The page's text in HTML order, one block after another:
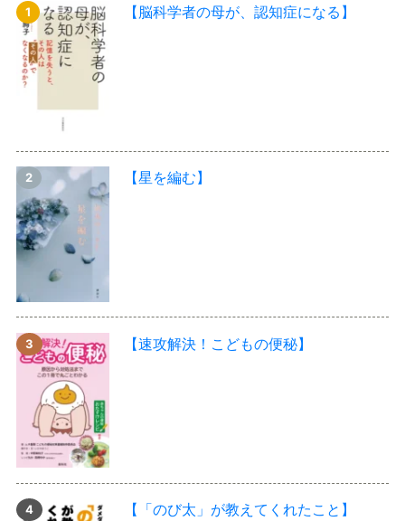
【脳科学者の母が、認知症になる】
【星を編む】
【速攻解決！こどもの便秘】
【「のび太」が教えてくれたこと】